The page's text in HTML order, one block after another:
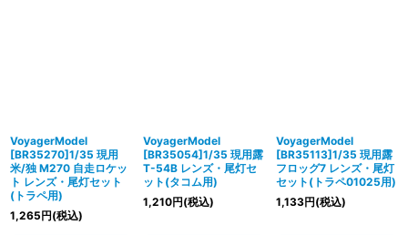
VoyagerModel
[BR35270]1/35 現用
米/独 M270 自走ロケッ
ト レンズ・尾灯セット
(トラペ用)
1,265円(税込)
VoyagerModel
[BR35054]1/35 現用露
T-54B レンズ・尾灯セ
ット(タコム用)
1,210円(税込)
VoyagerModel
[BR35113]1/35 現用露
フロッグ7 レンズ・尾灯
セット(トラペ01025用)
1,133円(税込)